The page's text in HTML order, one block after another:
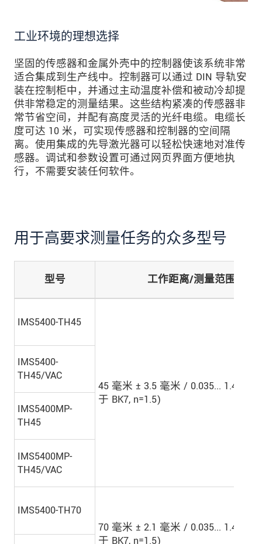
工业环境的理想选择
坚固的传感器和金属外壳中的控制器使该系统非常
适合集成到生产线中。控制器可以通过 DIN 导轨安
装在控制柜中，并通过主动温度补偿和被动冷却提
供非常稳定的测量结果。这些结构紧凑的传感器非
常节省空间，并配有高度灵活的光纤电缆。电缆长
度可达 10 米，可实现传感器和控制器的空间隔
离。使用集成的先导激光器可以轻松快速地对准传
感器。调试和参数设置可通过网页界面方便地执
行，不需要安装任何软件。
用于高要求测量任务的众多型号
型号 工作距离/测量范围
IMS5400-TH45
45 毫米 ± 3.5 毫米 / 0.035... 1.4 毫
于 BK7, n=1.5)
IMS5400-
TH45/VAC
IMS5400MP-
TH45
IMS5400MP-
TH45/VAC
IMS5400-TH70
70 毫米 ± 2.1 毫米 / 0.035... 1.4 毫
于 BK7, n=1.5)